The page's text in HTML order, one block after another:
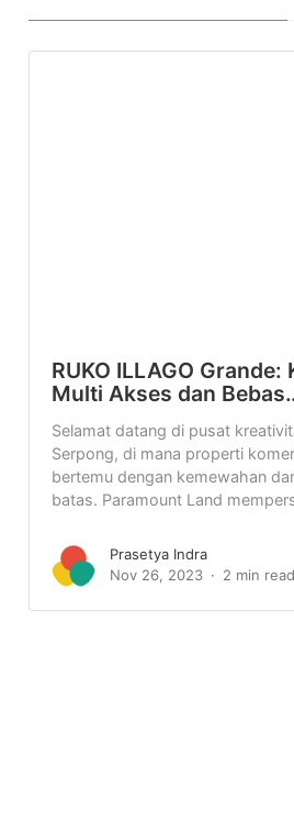
RUKO ILLAGO Grande:
Multi Akses dan
Selamat datang di pusat
Serpong, di mana properti
bertemu dengan kemewahan
batas. Paramount Land
Prasetya Indra
Nov 26, 2023
2 min read